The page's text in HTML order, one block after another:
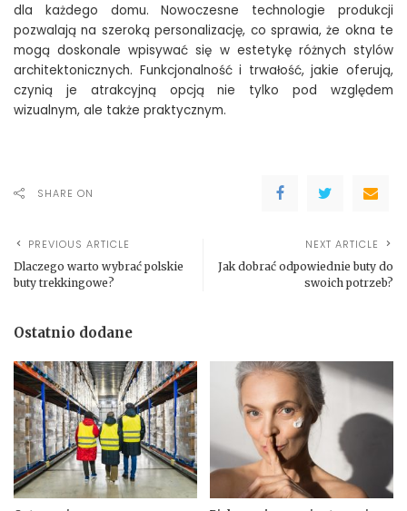
dla każdego domu. Nowoczesne technologie produkcji
pozwalają na szeroką personalizację, co sprawia, że okna te
mogą doskonale wpisywać się w estetykę różnych stylów
architektonicznych. Funkcjonalność i trwałość, jakie oferują,
czynią je atrakcyjną opcją nie tylko pod względem
wizualnym, ale także praktycznym.
SHARE ON
PREVIOUS ARTICLE
Dlaczego warto wybrać polskie
buty trekkingowe?
NEXT ARTICLE
Jak dobrać odpowiednie buty do
swoich potrzeb?
Ostatnio dodane